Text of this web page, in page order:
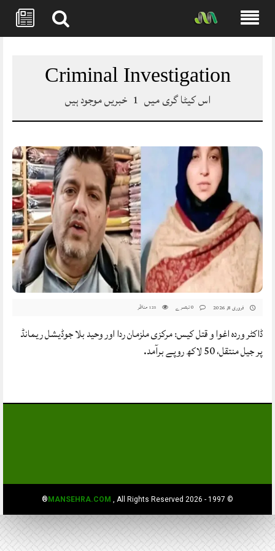
Criminal Investigation
اس کیٹا گری میں 1 خبریں موجود ہیں
فروری 8, 2026 125 مناظر
ڈاکٹر وردہ اغوا و قتل کیس: مرکزی ملزمان ردا اور وحید بلا جوڈیشل ریمانڈ
پر جیل منتقل، 50 لاکھ روپے برآمد.
© 1997 - 2026
MANSEHRA.COM , All Rights Reserved®